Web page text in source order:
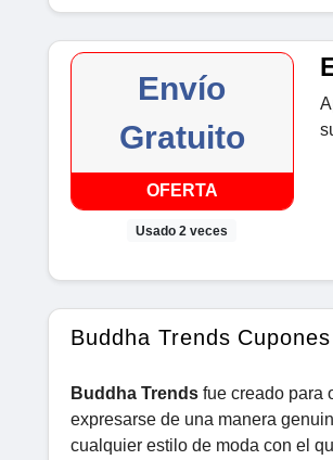
Envío
Gratuito
OFERTA
Usado 2 veces
Buddha Trends
Buddha Trends fue creado para
expresarse de una manera
cualquier estilo de moda con el